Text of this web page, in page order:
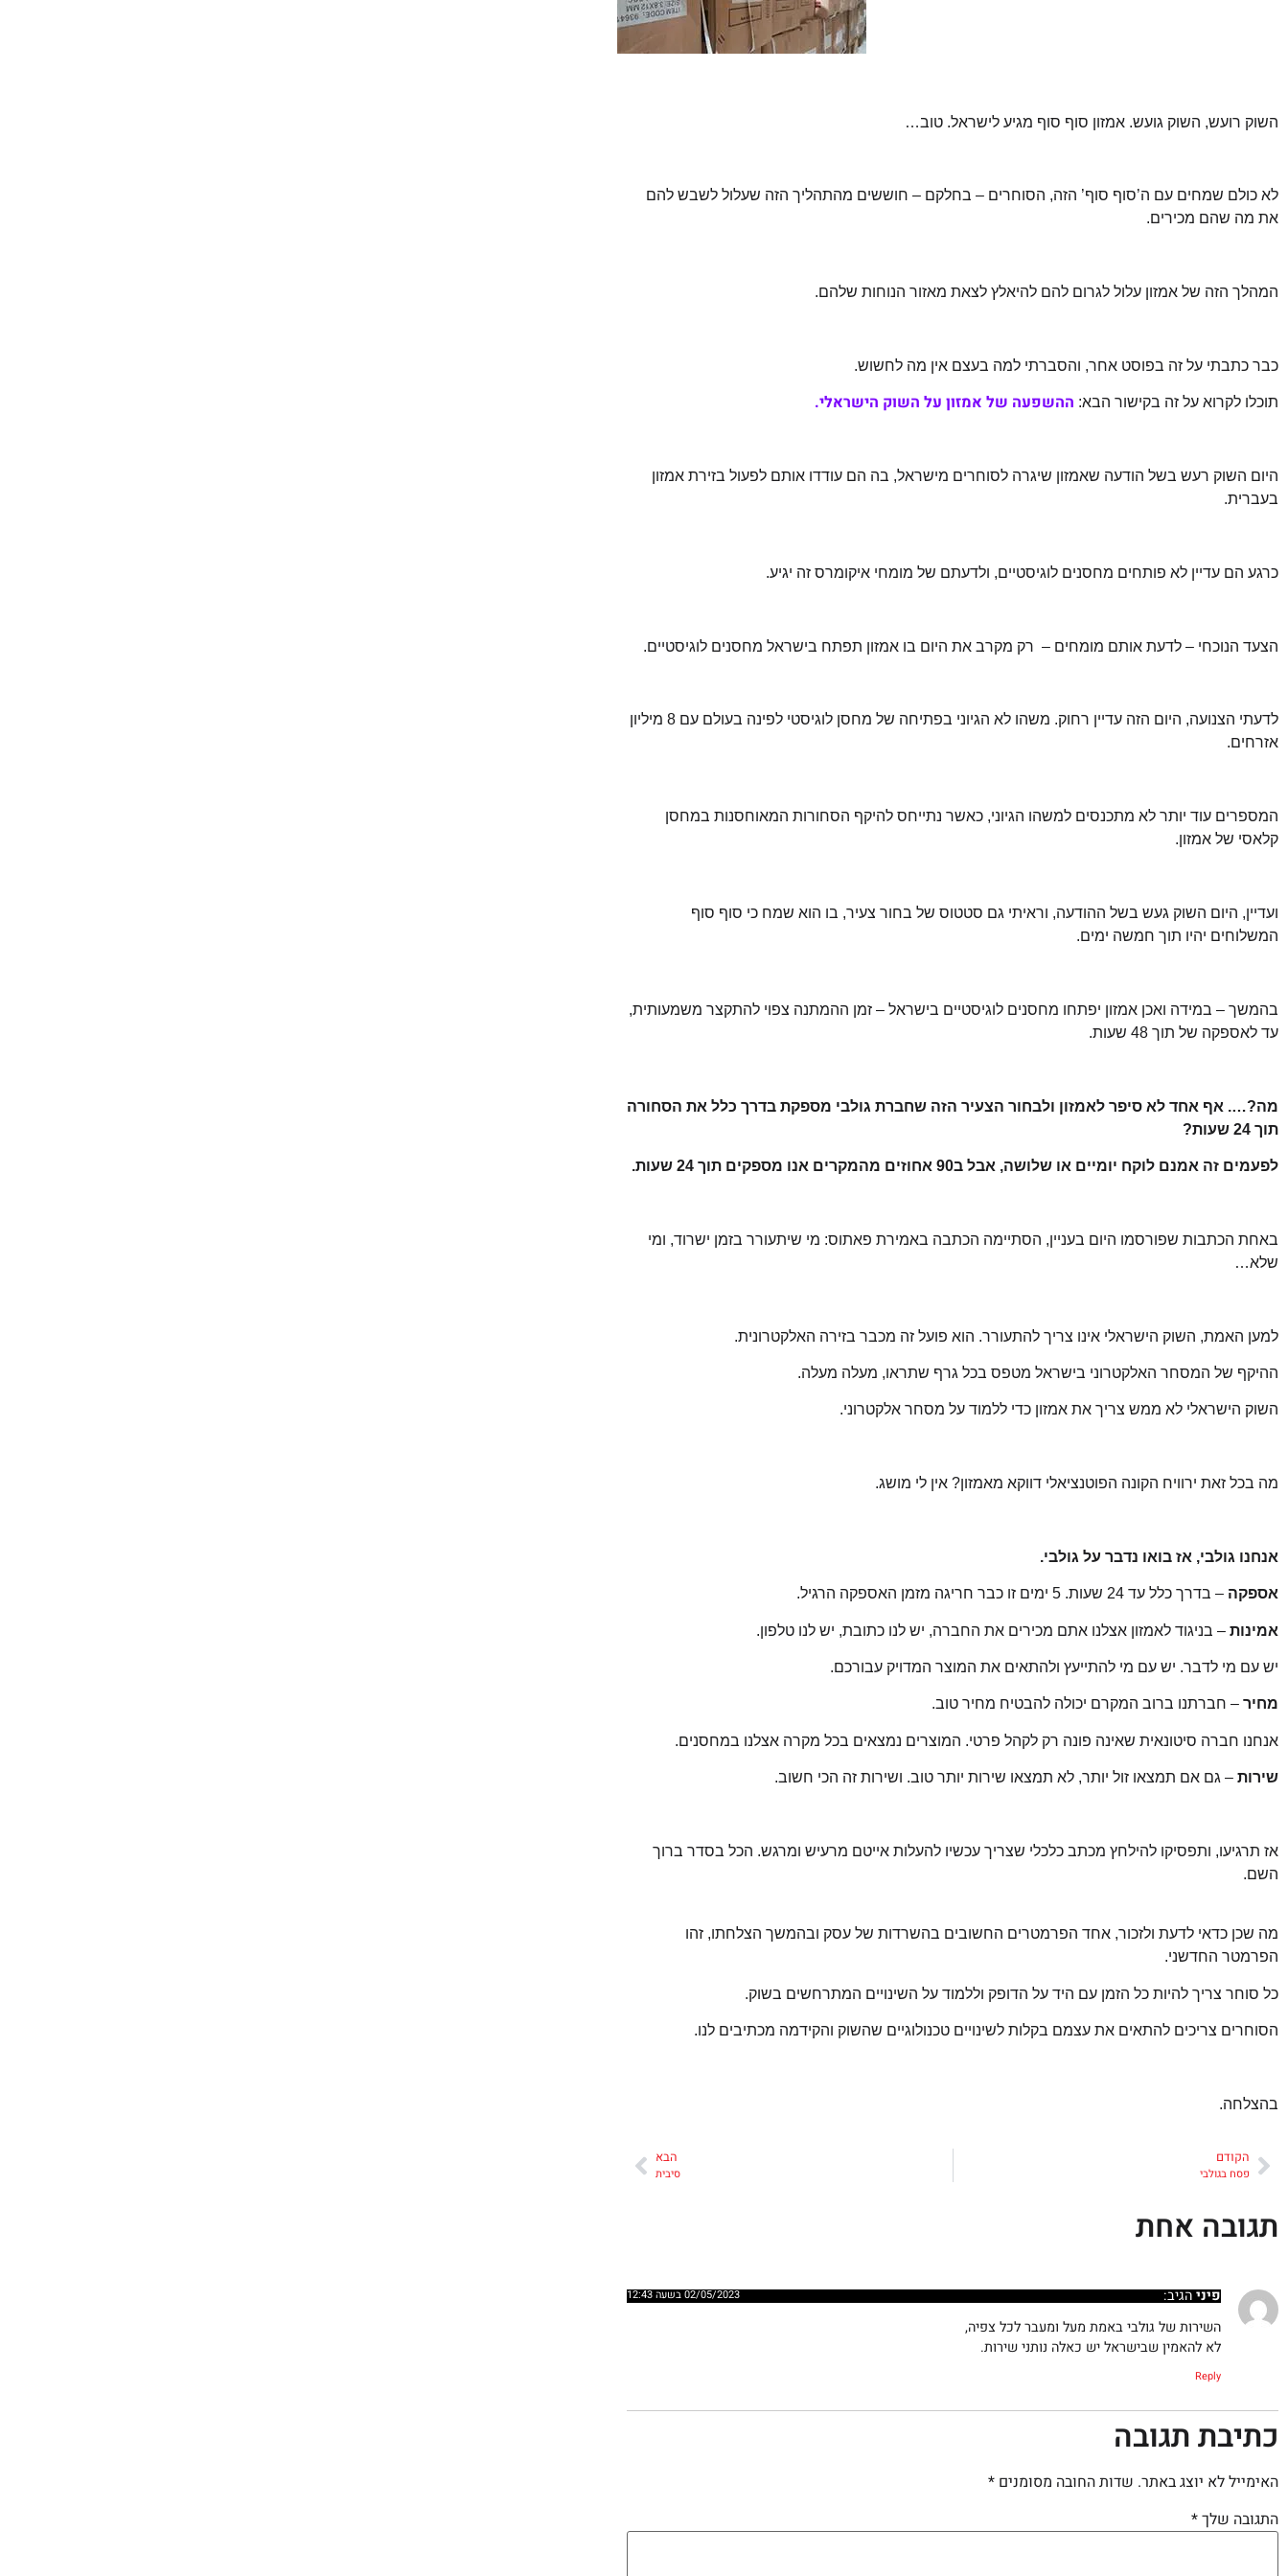
השוק רועש, השוק גועש. אמזון סוף סוף מגיע לישראל. טוב…
לא כולם שמחים עם ה’סוף סוף’ הזה, הסוחרים – בחלקם – חוששים מהתהליך הזה שעלול לשבש להם
את מה שהם מכירים.
המהלך הזה של אמזון עלול לגרום להם להיאלץ לצאת מאזור הנוחות שלהם.
כבר כתבתי על זה בפוסט אחר, והסברתי למה בעצם אין מה לחשוש.
תוכלו לקרוא על זה בקישור הבא: ההשפעה של אמזון על השוק הישראלי.
היום השוק רעש בשל הודעה שאמזון שיגרה לסוחרים מישראל, בה הם עודדו אותם לפעול בזירת אמזון
בעברית.
כרגע הם עדיין לא פותחים מחסנים לוגיסטיים, ולדעתם של מומחי איקומרס זה יגיע.
הצעד הנוכחי – לדעת אותם מומחים – רק מקרב את היום בו אמזון תפתח בישראל מחסנים לוגיסטיים.
לדעתי הצנועה, היום הזה עדיין רחוק. משהו לא הגיוני בפתיחה של מחסן לוגיסטי לפינה בעולם עם 8 מיליון
אזרחים.
המספרים עוד יותר לא מתכנסים למשהו הגיוני, כאשר נתייחס להיקף הסחורות המאוחסנות במחסן
קלאסי של אמזון.
ועדיין, היום השוק געש בשל ההודעה, וראיתי גם סטטוס של בחור צעיר, בו הוא שמח כי סוף סוף
המשלוחים יהיו תוך חמשה ימים.
בהמשך – במידה ואכן אמזון יפתחו מחסנים לוגיסטיים בישראל – זמן ההמתנה צפוי להתקצר משמעותית,
עד לאספקה של תוך 48 שעות.
מה?…. אף אחד לא סיפר לאמזון ולבחור הצעיר הזה שחברת גולבי מספקת בדרך כלל את הסחורה
תוך 24 שעות?
לפעמים זה אמנם לוקח יומיים או שלושה, אבל ב90 אחוזים מהמקרים אנו מספקים תוך 24 שעות.
באחת הכתבות שפורסמו היום בעניין, הסתיימה הכתבה באמירת פאתוס: מי שיתעורר בזמן ישרוד, ומי
שלא…
למען האמת, השוק הישראלי אינו צריך להתעורר. הוא פועל זה מכבר בזירה האלקטרונית.
ההיקף של המסחר האלקטרוני בישראל מטפס בכל גרף שתראו, מעלה מעלה.
השוק הישראלי לא ממש צריך את אמזון כדי ללמוד על מסחר אלקטרוני.
מה בכל זאת ירוויח הקונה הפוטנציאלי דווקא מאמזון? אין לי מושג.
אנחנו גולבי, אז בואו נדבר על גולבי.
אספקה – בדרך כלל עד 24 שעות. 5 ימים זו כבר חריגה מזמן האספקה הרגיל.
אמינות – בניגוד לאמזון אצלנו אתם מכירים את החברה, יש לנו כתובת, יש לנו טלפון.
יש עם מי לדבר. יש עם מי להתייעץ ולהתאים את המוצר המדויק עבורכם.
מחיר – חברתנו ברוב המקרם יכולה להבטיח מחיר טוב.
אנחנו חברה סיטונאית שאינה פונה רק לקהל פרטי. המוצרים נמצאים בכל מקרה אצלנו במחסנים.
שירות – גם אם תמצאו זול יותר, לא תמצאו שירות יותר טוב. ושירות זה הכי חשוב.
אז תרגיעו, ותפסיקו להילחץ מכתב כלכלי שצריך עכשיו להעלות אייטם מרעיש ומרגש. הכל בסדר ברוך
השם.
מה שכן כדאי לדעת ולזכור, אחד הפרמטרים החשובים בהשרדות של עסק ובהמשך הצלחתו, זהו
הפרמטר החדשני.
כל סוחר צריך להיות כל הזמן עם היד על הדופק וללמוד על השינויים המתרחשים בשוק.
הסוחרים צריכים להתאים את עצמם בקלות לשינויים טכנולוגיים שהשוק והקידמה מכתיבים לנו.
בהצלחה.
הקודם
פסח בגולבי
הבא
סיבית
תגובה אחת
פיניהגיב: 02/05/2023 בשעה 12:43
השירות של גולבי באמת מעל ומעבר לכל צפיה,
לא להאמין שבישראל יש כאלה נותני שירות.
Reply
כתיבת תגובה
האימייל לא יוצג באתר. שדות החובה מסומנים *
התגובה שלך*